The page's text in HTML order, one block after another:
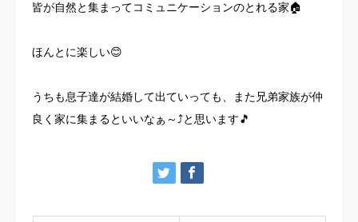
皆が自然と集まってコミュニケーションのとれる家🏠
ほんとに楽しい😊
うちも息子達が結婚して出ていっても、また兄弟家族が仲
良く家に集まるといいなぁ～⤴️と思います🎵